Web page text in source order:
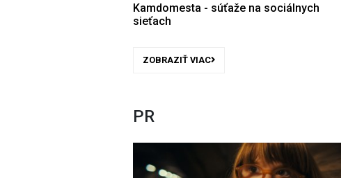
Kamdomesta - súťaže na sociálnych
sieťach
ZOBRAZIŤ VIAC
PR